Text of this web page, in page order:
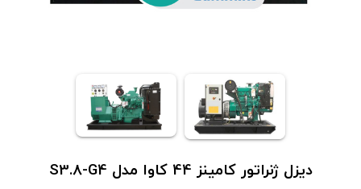
دیزل ژنراتور کامینز 44 کاوا مدل S3.8-G4